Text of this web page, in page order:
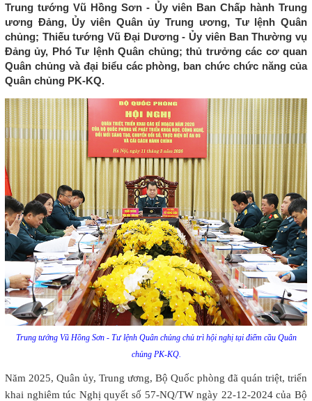
Trung tướng Vũ Hồng Sơn - Ủy viên Ban Chấp hành Trung
ương Đảng, Ủy viên Quân ủy Trung ương, Tư lệnh Quân
chủng; Thiếu tướng Vũ Đại Dương - Ủy viên Ban Thường vụ
Đảng ủy, Phó Tư lệnh Quân chủng; thủ trưởng các cơ quan
Quân chủng và đại biểu các phòng, ban chức chức năng của
Quân chủng PK-KQ.
Trung tướng Vũ Hồng Sơn - Tư lệnh Quân chủng chủ trì hội nghị tại điểm cầu Quân
chủng PK-KQ.
Năm 2025, Quân ủy, Trung ương, Bộ Quốc phòng đã quán triệt, triển
khai nghiêm túc Nghị quyết số 57-NQ/TW ngày 22-12-2024 của Bộ